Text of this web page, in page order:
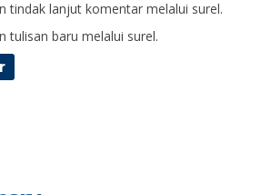
tindak lanjut komentar melalui surel.
tulisan baru melalui surel.